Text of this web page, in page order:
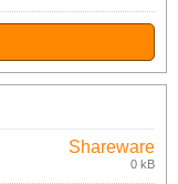
Shareware
0 kB